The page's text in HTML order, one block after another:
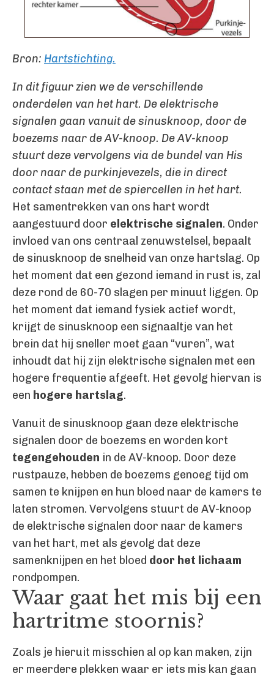
Bron: Hartstichting.
In dit figuur zien we de verschillende
onderdelen van het hart. De elektrische
signalen gaan vanuit de sinusknoop, door de
boezems naar de AV-knoop. De AV-knoop
stuurt deze vervolgens via de bundel van His
door naar de purkinjevezels, die in direct
contact staan met de spiercellen in het hart.
Het samentrekken van ons hart wordt
aangestuurd door elektrische signalen. Onder
invloed van ons centraal zenuwstelsel, bepaalt
de sinusknoop de snelheid van onze hartslag. Op
het moment dat een gezond iemand in rust is, zal
deze rond de 60-70 slagen per minuut liggen. Op
het moment dat iemand fysiek actief wordt,
krijgt de sinusknoop een signaaltje van het
brein dat hij sneller moet gaan “vuren”, wat
inhoudt dat hij zijn elektrische signalen met een
hogere frequentie afgeeft. Het gevolg hiervan is
een hogere hartslag.
Vanuit de sinusknoop gaan deze elektrische
signalen door de boezems en worden kort
tegengehouden in de AV-knoop. Door deze
rustpauze, hebben de boezems genoeg tijd om
samen te knijpen en hun bloed naar de kamers te
laten stromen. Vervolgens stuurt de AV-knoop
de elektrische signalen door naar de kamers
van het hart, met als gevolg dat deze
samenknijpen en het bloed door het lichaam
rondpompen.
Waar gaat het mis bij een
hartritme stoornis?
Zoals je hieruit misschien al op kan maken, zijn
er meerdere plekken waar er iets mis kan gaan